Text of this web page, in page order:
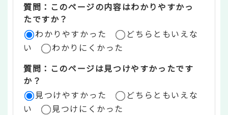
リ
ア
質問：このページの内容はわかりやすかっ
たですか？
わかりやすかった
どちらともいえな
い
わかりにくかった
質問：このページは見つけやすかったです
か？
見つけやすかった
どちらともいえな
い
見つけにくかった